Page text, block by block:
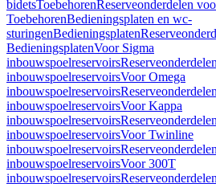
bidetsToebehorenReserveonderdelen
ToebehorenBedieningsplaten en wc-
sturingenBedieningsplaten
BedieningsplatenVoor Sigma
inbouwspoelreservoirs
inbouwspoelreservoirsVoor Omega
inbouwspoelreservoirs
inbouwspoelreservoirsVoor Kappa
inbouwspoelreservoirs
inbouwspoelreservoirsVoor Twinline
inbouwspoelreservoirs
inbouwspoelreservoirsVoor 300T
inbouwspoelreservoirs